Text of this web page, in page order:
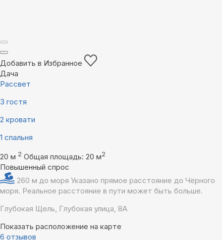
Добавить в Избранное
Дача
Рассвет
3 гостя
2 кровати
1 спальня
20 м 2 Общая площадь: 20 м2
Повышенный спрос
260 м до моря Указано прямое расстояние до Чёрного
моря. Реальное расстояние в пути может быть больше.
Глубокая Щель, Глубокая улица, 8А
Показать расположение на карте
6 отзывов